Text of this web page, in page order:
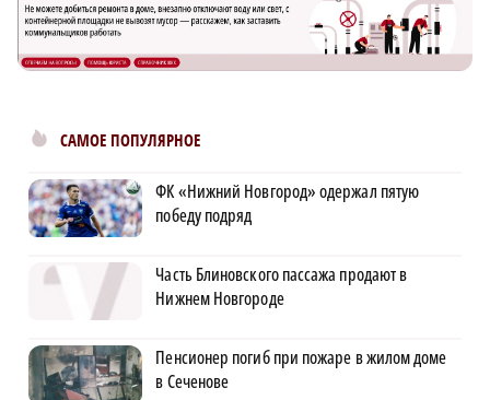
САМОЕ ПОПУЛЯРНОЕ
ФК «Нижний Новгород» одержал пятую
победу подряд
Часть Блиновского пассажа продают в
Нижнем Новгороде
Пенсионер погиб при пожаре в жилом доме
в Сеченове